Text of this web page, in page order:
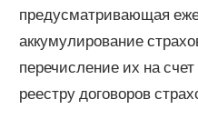
предусматривающая
аккумулирование
перечисление их на
реестру договоров